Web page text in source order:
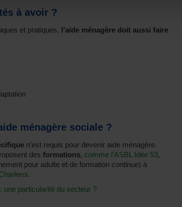
à avoir ?
et pratiques, l’aide ménagère doit aussi faire
ménagère sociale ?
n’est requis pour devenir aide ménagère.
des formations, comme l’ASBL Idée 53,
pour adulte et de formation continue) à
.
une particularité du secteur ?